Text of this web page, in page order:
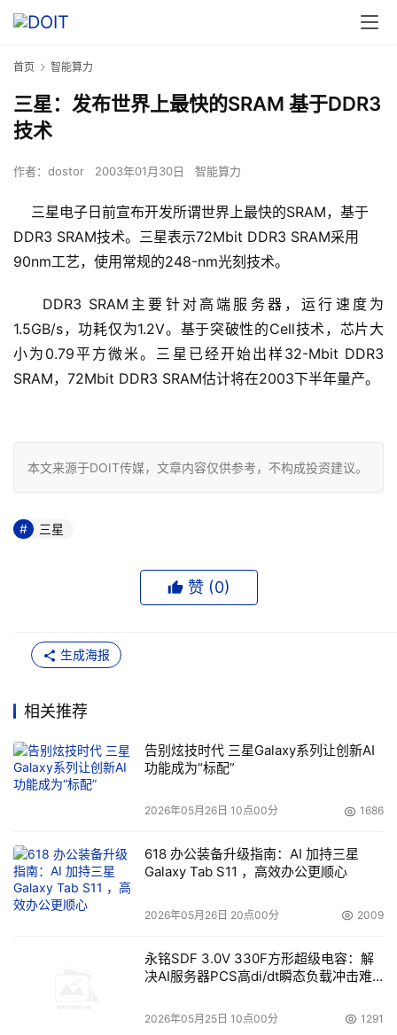
首页 智能算力
三星：发布世界上最快的SRAM 基于DDR3
技术
作者： dostor 2003年01月30日 智能算力
三星电子日前宣布开发所谓世界上最快的SRAM，基于
DDR3 SRAM技术。三星表示72Mbit DDR3 SRAM采用
90nm工艺，使用常规的248-nm光刻技术。
DDR3 SRAM主要针对高端服务器，运行速度为
1.5GB/s，功耗仅为1.2V。基于突破性的Cell技术，芯片大
小为0.79平方微米。三星已经开始出样32-Mbit DDR3
SRAM，72Mbit DDR3 SRAM估计将在2003下半年量产。
本文来源于DOIT传媒，文章内容仅供参考，不构成投资建议。
三星
赞 (0)
生成海报
相关推荐
告别炫技时代 三星Galaxy系列让创新AI
功能成为“标配”
2026年05月26日 10点00分 1686
618 办公装备升级指南：AI 加持三星
Galaxy Tab S11 ，高效办公更顺心
2026年05月26日 20点00分 2009
永铭SDF 3.0V 330F方形超级电容：解
决AI服务器PCS高di/dt瞬态负载冲击难
2026年05月25日 10点00分 1291